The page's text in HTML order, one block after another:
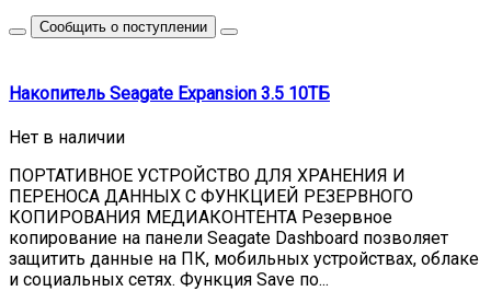
Сообщить о поступлении
Накопитель Seagate Expansion 3.5 10ТБ
Нет в наличии
ПОРТАТИВНОЕ УСТРОЙСТВО ДЛЯ ХРАНЕНИЯ И
ПЕРЕНОСА ДАННЫХ С ФУНКЦИЕЙ РЕЗЕРВНОГО
КОПИРОВАНИЯ МЕДИАКОНТЕНТА Резервное
копирование на панели Seagate Dashboard позволяет
защитить данные на ПК, мобильных устройствах, облаке
и социальных сетях. Функция Save по...